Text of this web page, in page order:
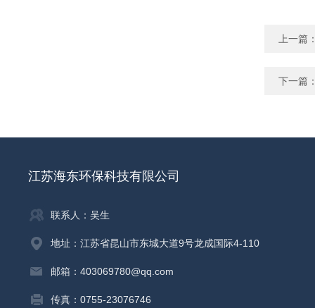
上一篇
下一篇
江苏海东环保科技有限公司
联系人：吴生
地址：江苏省昆山市东城大道9号龙成国际4-110
邮箱：403069780@qq.com
传真：0755-23076746